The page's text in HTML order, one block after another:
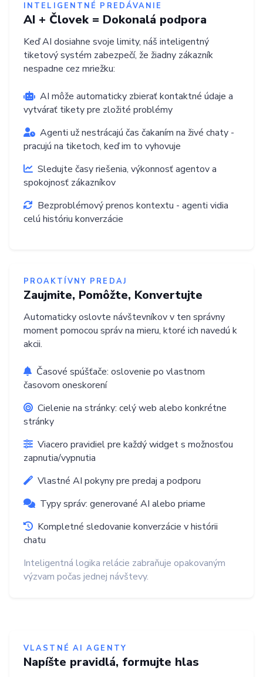
INTELIGENTNÉ PREDÁVANIE
AI + Človek = Dokonalá podpora
Keď AI dosiahne svoje limity, náš inteligentný
tiketový systém zabezpečí, že žiadny zákazník
nespadne cez mriežku:
AI môže automaticky zbierať kontaktné údaje a
vytvárať tikety pre zložité problémy
Agenti už nestrácajú čas čakaním na živé chaty -
pracujú na tiketoch, keď im to vyhovuje
Sledujte časy riešenia, výkonnosť agentov a
spokojnosť zákazníkov
Bezproblémový prenos kontextu - agenti vidia
celú históriu konverzácie
PROAKTÍVNY PREDAJ
Zaujmite, Pomôžte, Konvertujte
Automaticky oslovte návštevníkov v ten správny
moment pomocou správ na mieru, ktoré ich navedú k
akcii.
Časové spúšťače: oslovenie po vlastnom
časovom oneskorení
Cielenie na stránky: celý web alebo konkrétne
stránky
Viacero pravidiel pre každý widget s možnosťou
zapnutia/vypnutia
Vlastné AI pokyny pre predaj a podporu
Typy správ: generované AI alebo priame
Kompletné sledovanie konverzácie v histórii
chatu
Inteligentná logika relácie zabraňuje opakovaným
výzvam počas jednej návštevy.
VLASTNÉ AI AGENTY
Napíšte pravidlá, formujte hlas